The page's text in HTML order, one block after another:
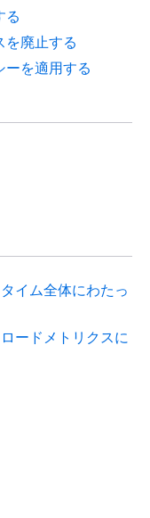
る
を廃止する
ーを適用する
イム全体にわたっ
ードメトリクスに